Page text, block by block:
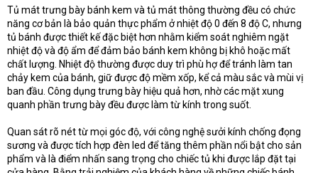
e
r
Tủ mát trưng bày bánh kem và tủ mát thông thường đều có chức
năng cơ bản là bảo quản thực phẩm ở nhiệt độ 0 đến 8 độ C, nhưng
tủ bánh được thiết kế đặc biệt hơn nhằm kiểm soát nghiêm ngặt
nhiệt độ và độ ẩm để đảm bảo bánh kem không bị khô hoặc mất
chất lượng. Nhiệt độ thường được duy trì phù hợ để tránh làm tan
chảy kem của bánh, giữ được độ mềm xốp, kể cả màu sắc và mùi vị
ban đầu. Công dụng trưng bày hiệu quả hơn, nhờ các mặt xung
quanh phần trưng bày đều được làm từ kính trong suốt.
Quan sát rõ nét từ mọi góc độ, với công nghệ sưởi kính chống đọng
sương và được tích hợp đèn led để tăng thêm phần nổi bật cho sản
phẩm và là điểm nhấn sang trọng cho chiếc tủ khi được lắp đặt tại